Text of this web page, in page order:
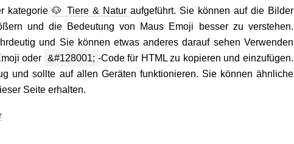
kategorie🐶 Tiere & Natur aufgeführt. Sie können auf die Bilder
und die Bedeutung von Maus Emoji besser zu verstehen.
und Sie können etwas anderes darauf sehen Verwenden
oder &#128001; -Code für HTML zu kopieren und einzufügen.
und sollte auf allen Geräten funktionieren. Sie können ähnliche
Seite erhalten.